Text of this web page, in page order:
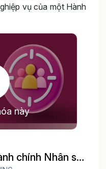
vụ của một Hành
này
chính Nhân sự